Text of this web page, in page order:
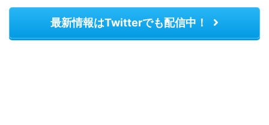
最新情報はTwitterでも配信中！